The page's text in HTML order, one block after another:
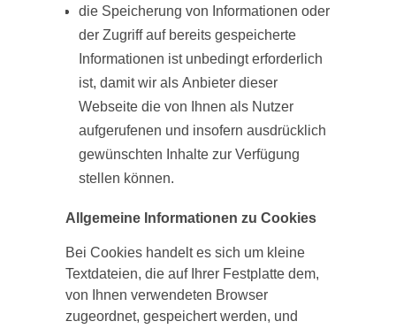
die Speicherung von Informationen oder
der Zugriff auf bereits gespeicherte
Informationen ist unbedingt erforderlich
ist, damit wir als Anbieter dieser
Webseite die von Ihnen als Nutzer
aufgerufenen und insofern ausdrücklich
gewünschten Inhalte zur Verfügung
stellen können.
Allgemeine Informationen zu Cookies
Bei Cookies handelt es sich um kleine
Textdateien, die auf Ihrer Festplatte dem,
von Ihnen verwendeten Browser
zugeordnet, gespeichert werden, und